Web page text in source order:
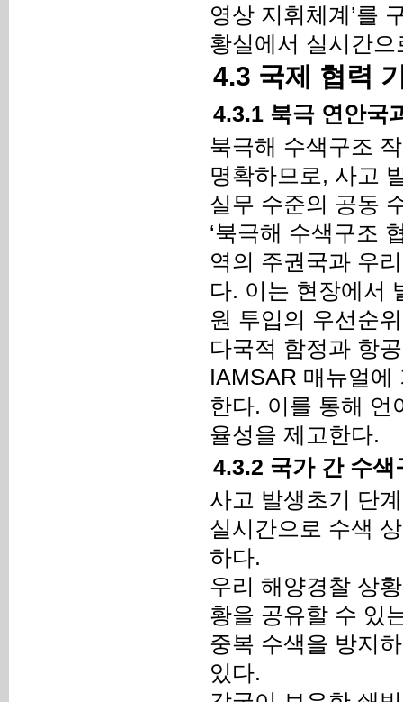
영상 지휘체계’를
황실에서 실시간
4.3 국제 협력
4.3.1 북극 연안국
북극해 수색구조
명확하므로, 사고
실무 수준의 공동
‘북극해 수색구조
역의 주권국과 우
다. 이는 현장에서
원 투입의 우선순
다국적 함정과 항
IAMSAR 매뉴얼에
한다. 이를 통해 언
율성을 제고한다.
4.3.2 국가 간 수
사고 발생초기 단
실시간으로 수색
하다.
우리 해양경찰 상
황을 공유할 수 있
중복 수색을 방지
있다.